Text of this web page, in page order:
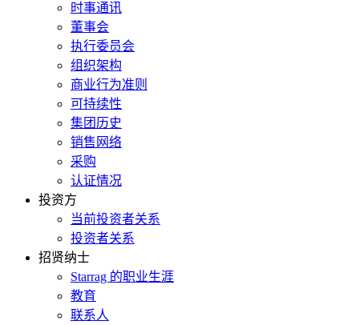
时事通讯
董事会
执行委员会
组织架构
商业行为准则
可持续性
集团历史
销售网络
采购
认证情况
投资方
当前投资者关系
投资者关系
招贤纳士
Starrag 的职业生涯
教育
联系人